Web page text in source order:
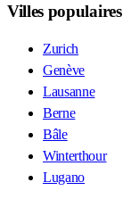
Villes populaires
Zurich
Genève
Lausanne
Berne
Bâle
Winterthour
Lugano